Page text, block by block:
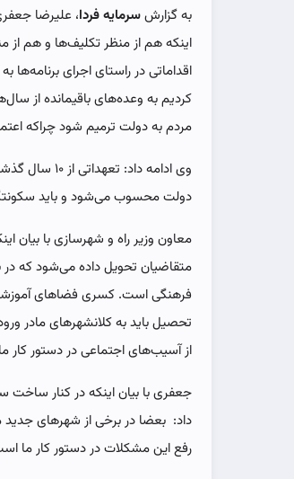
به گزارشسرمایه فردا، علیرضا
اینکه هم از منظر تکلیف‌ها و هم
اقداماتی در راستای اجرای
کردیم به وعده‌های باقیمانده از
مردم به دولت ترمیم شود چراکه
وی ادامه
دولت محسوب می‌شود و باید
متقاضیان تحویل داده می‌شود که
فرهنگی است. کسری فضاهای آموزشی
تحصیل باید به کلانشهرهای مادر
از آسیب‌های اجتماعی در دستور کار
جعفری با بیان اینکه در کنار ساخت
داد: بعضا در برخی از شهرهای جدید
رفع این مشکلات در دستور کار ما